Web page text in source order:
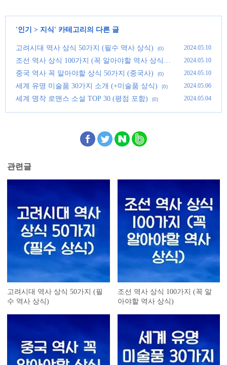
'인기 > 지식 ' 카테고리의 다른 글
고려시대 역사 상식 50가지 (필수 역사 상식) (0) 2024.05.10
조선 역사 상식 100가지 (꼭 알아야할 역사 상식)
(0)
2024.05.10
중국 역사 꼭 알아야할 상식 50가지 (중국사) (0) 2024.05.10
세계 유명 미술품 30가지 소개 (+미술품 상식) (0) 2024.05.06
세계 명작 로맨스 소설 TOP 30 (평점 포함) (0) 2024.05.04
관련글
고려시대 역사 상식 50가지 (필
수 역사 상식)
조선 역사 상식 100가지 (꼭 알
아야할 역사 상식)